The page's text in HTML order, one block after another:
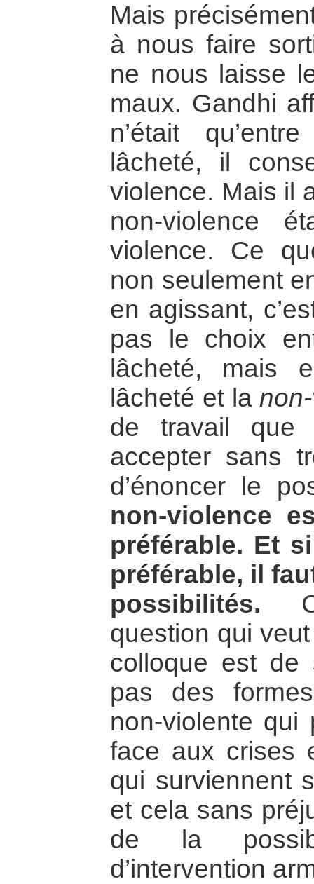
Mais
à nous faire
ne nous laisse
maux. Gandhi
n’était
lâcheté, il
violence. Mais il
non-violence
violence. Ce
non seulement
en agissant,
pas le choix
lâcheté, mais
lâcheté et la
de travail que
accepter sans
d’énoncer le
non-violence
préférable. Et
préférable, il
possibilités.
question qui
colloque est de
pas des
non-violente qui
face aux crises
qui surviennent
et cela sans
de la
d’intervention